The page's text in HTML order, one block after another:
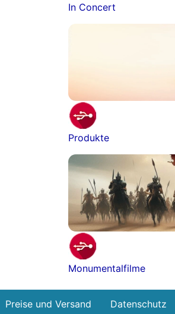
In Concert
Produkte
Monumentalfilme
Preise und Versand Datenschutz